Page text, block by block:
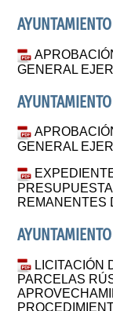
GENERAL
GENERAL
REMANENTES
LICITACIÓN
PARCELAS